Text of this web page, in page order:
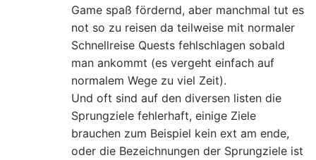
Game spaß fördernd, aber manchmal tut es
not so zu reisen da teilweise mit normaler
Schnellreise Quests fehlschlagen sobald
man ankommt (es vergeht einfach auf
normalem Wege zu viel Zeit).
Und oft sind auf den diversen listen die
Sprungziele fehlerhaft, einige Ziele
brauchen zum Beispiel kein ext am ende,
oder die Bezeichnungen der Sprungziele ist